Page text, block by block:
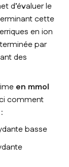
d’évaluer le
cette
en ion
par
des
en mmol
comment
basse